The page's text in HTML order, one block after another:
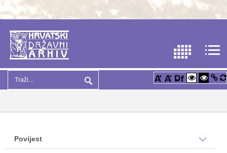
Povijest